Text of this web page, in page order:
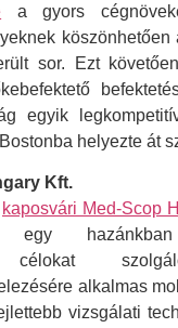
a gyors
köszönhetően
sor. Ezt
egyik
helyezte át
Kft.
kaposvári Med-Scop
egy hazánkban
célokat
alkalmas
vizsgálati